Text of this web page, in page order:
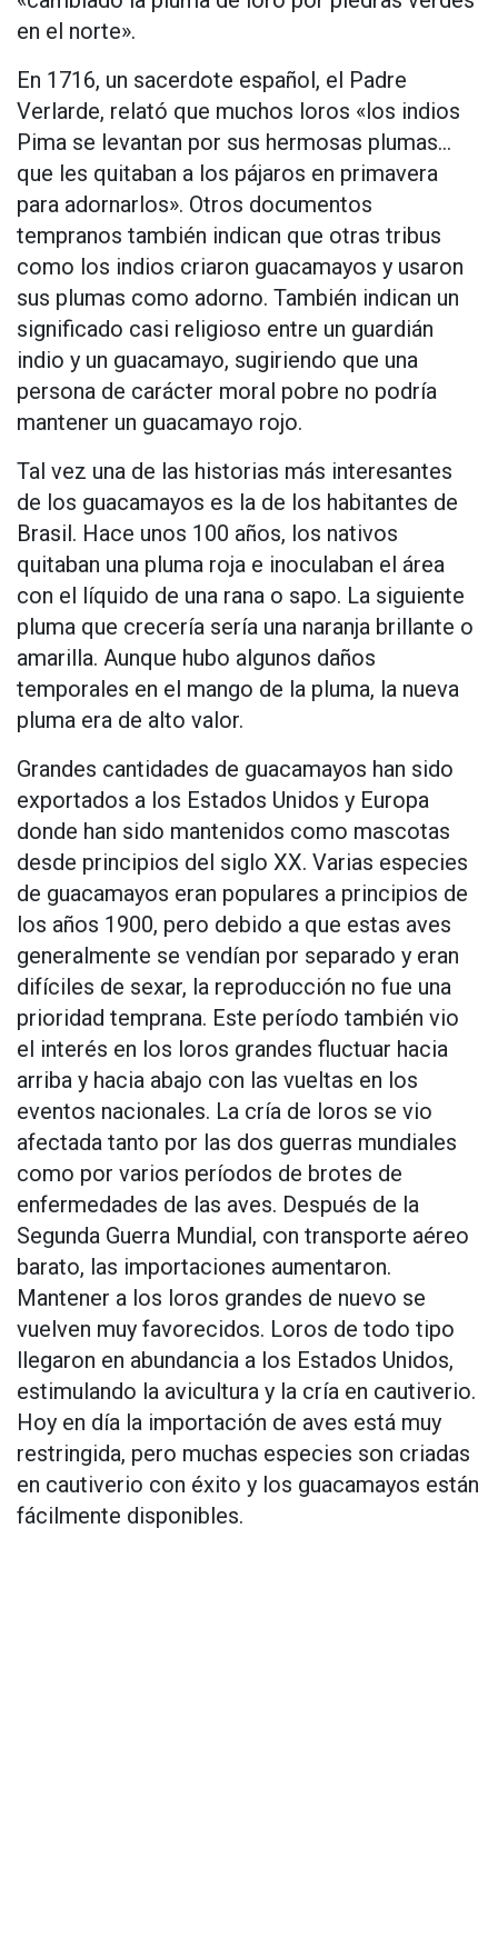
en el norte».
En 1716, un sacerdote español, el Padre
Verlarde, relató que muchos loros «los indios
Pima se levantan por sus hermosas plumas…
que les quitaban a los pájaros en primavera
para adornarlos». Otros documentos
tempranos también indican que otras tribus
como los indios criaron guacamayos y usaron
sus plumas como adorno. También indican un
significado casi religioso entre un guardián
indio y un guacamayo, sugiriendo que una
persona de carácter moral pobre no podría
mantener un guacamayo rojo.
Tal vez una de las historias más interesantes
de los guacamayos es la de los habitantes de
Brasil. Hace unos 100 años, los nativos
quitaban una pluma roja e inoculaban el área
con el líquido de una rana o sapo. La siguiente
pluma que crecería sería una naranja brillante o
amarilla. Aunque hubo algunos daños
temporales en el mango de la pluma, la nueva
pluma era de alto valor.
Grandes cantidades de guacamayos han sido
exportados a los Estados Unidos y Europa
donde han sido mantenidos como mascotas
desde principios del siglo XX. Varias especies
de guacamayos eran populares a principios de
los años 1900, pero debido a que estas aves
generalmente se vendían por separado y eran
difíciles de sexar, la reproducción no fue una
prioridad temprana. Este período también vio
el interés en los loros grandes fluctuar hacia
arriba y hacia abajo con las vueltas en los
eventos nacionales. La cría de loros se vio
afectada tanto por las dos guerras mundiales
como por varios períodos de brotes de
enfermedades de las aves. Después de la
Segunda Guerra Mundial, con transporte aéreo
barato, las importaciones aumentaron.
Mantener a los loros grandes de nuevo se
vuelven muy favorecidos. Loros de todo tipo
llegaron en abundancia a los Estados Unidos,
estimulando la avicultura y la cría en cautiverio.
Hoy en día la importación de aves está muy
restringida, pero muchas especies son criadas
en cautiverio con éxito y los guacamayos están
fácilmente disponibles.